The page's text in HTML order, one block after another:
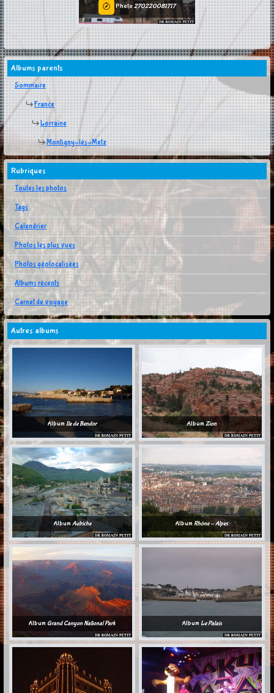
Photo 270220081717
Albums parents
Sommaire
France
Lorraine
Montigny-lès-Metz
Rubriques
Toutes les photos
Tags
Calendrier
Photos les plus vues
Photos géolocalisées
Albums récents
Carnet de voyage
Autres albums
Album Ile de Bendor Album Zion
Album Autriche Album Rhône - Alpes
Album Grand Canyon National Park Album Le Palais